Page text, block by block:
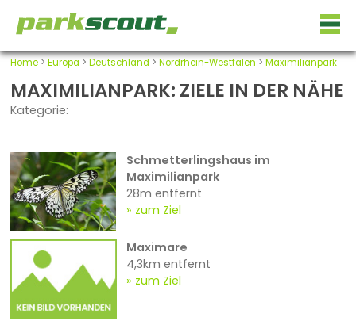
Home> Europa > Deutschland > Nordrhein-Westfalen > Maximilianpark
MAXIMILIANPARK: ZIELE IN DER NÄHE
Kategorie:
Schmetterlingshaus im
Maximilianpark
28m entfernt
zum Ziel
Maximare
4,3km entfernt
zum Ziel